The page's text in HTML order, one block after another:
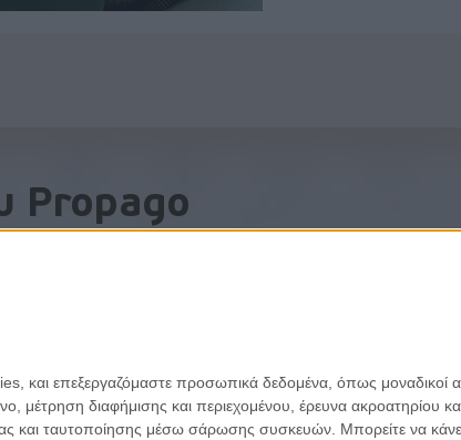
και επεξεργαζόμαστε προσωπικά δεδομένα, όπως μοναδικοί
μέτρηση διαφήμισης και περιεχομένου, έρευνα ακροατηρίου
και ταυτοποίησης μέσω σάρωσης συσκευών. Μπορείτε να
Propago
στο email σας